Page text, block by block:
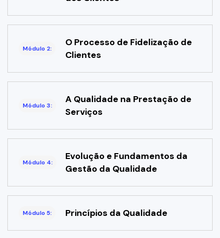
Módulo 2:
O Processo de Fidelização de
Clientes
Módulo 3:
A Qualidade na Prestação de
Serviços
Módulo 4:
Evolução e Fundamentos da
Gestão da Qualidade
Módulo 5: Princípios da Qualidade